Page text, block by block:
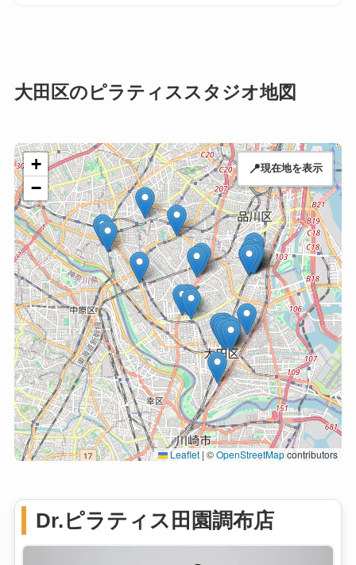
大田区のピラティススタジオ地図
+
−
Leaflet|©OpenStreetMapcontributors
📍現在地を表示
Dr.ピラティス田園調布店